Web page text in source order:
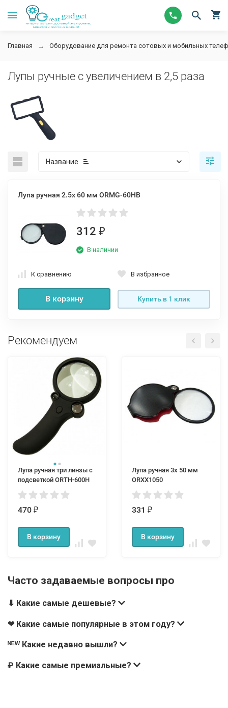
Главная Оборудование для ремонта сотовых и мобильных
Лупы ручные с увеличением в 2,5 раза
Название
Лупа ручная 2.5x 60 мм ORMG-60HB
312 ₽
В наличии
К сравнению В избранное
В корзину Купить в 1 клик
Рекомендуем
Лупа ручная три линзы с
подсветкой ORTH-600H
470 ₽
В корзину
Лупа ручная 3x 50 мм
ORXX1050
331 ₽
В корзину
Часто задаваемые вопросы про
⬇ Какие самые дешевые?
❤ Какие самые популярные в этом году?
ᴺᴱᵂ Какие недавно вышли?
₽ Какие самые премиальные?